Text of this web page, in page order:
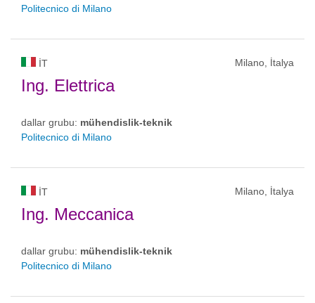
Politecnico di Milano
IT Milano, İtalya
Ing. Elettrica
dallar grubu: mühendislik-teknik
Politecnico di Milano
IT Milano, İtalya
Ing. Meccanica
dallar grubu: mühendislik-teknik
Politecnico di Milano